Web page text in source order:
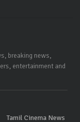
breaking news,
entertainment and
Tamil Cinema News